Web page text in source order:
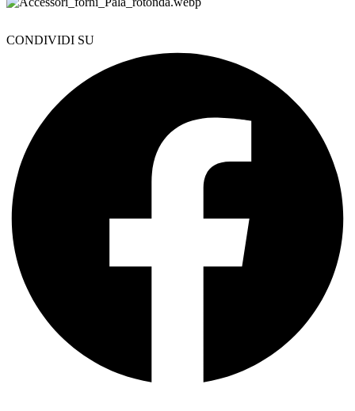
CONDIVIDI SU